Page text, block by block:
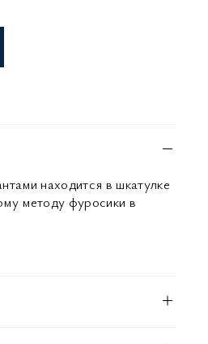
находится в шкатулке
методу фуросики в